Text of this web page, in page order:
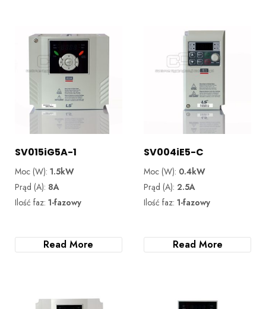
SV015iG5A-1
Moc (W): 1.5kW
Prąd (A): 8A
Ilość faz: 1-fazowy
Read More
SV004iE5-C
Moc (W): 0.4kW
Prąd (A): 2.5A
Ilość faz:1-fazowy
Read More